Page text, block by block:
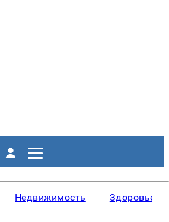
Недвижимость Здоровье